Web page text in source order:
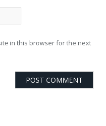
in this browser for the next